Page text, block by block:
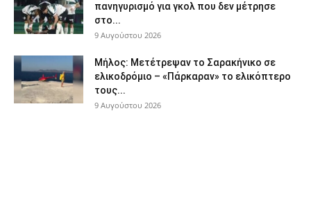
πανηγυρισμό για γκολ που δεν μέτρησε
στο...
9 Αυγούστου 2026
Μήλος: Μετέτρεψαν το Σαρακήνικο σε
ελικοδρόμιο – «Πάρκαραν» το ελικόπτερο
τους...
9 Αυγούστου 2026